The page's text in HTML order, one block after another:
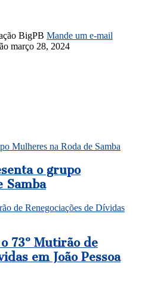
BigPB Mande um e-mail
março 28, 2024
Mulheres na Roda de Samba
o grupo
Samba
de Renegociações de Dívidas
73º Mutirão de
em João Pessoa